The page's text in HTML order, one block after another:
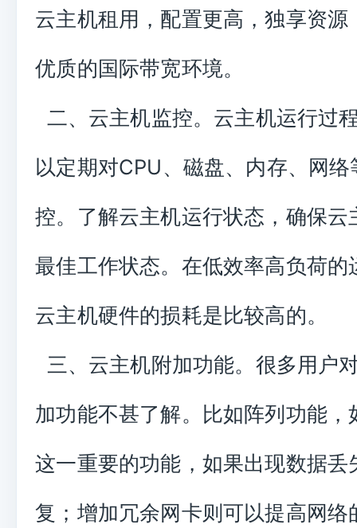
云主机租用，配置更高，独享资源
优质的国际带宽环境。
二、云主机监控。云主机运行过
以定期对CPU、磁盘、内存、网络
控。了解云主机运行状态，确保云
最佳工作状态。在低效率高负荷的
云主机硬件的损耗是比较高的。
三、云主机附加功能。很多用户
加功能不甚了解。比如阵列功能，
这一重要的功能，如果出现数据丢
复；增加冗余网卡则可以提高网络